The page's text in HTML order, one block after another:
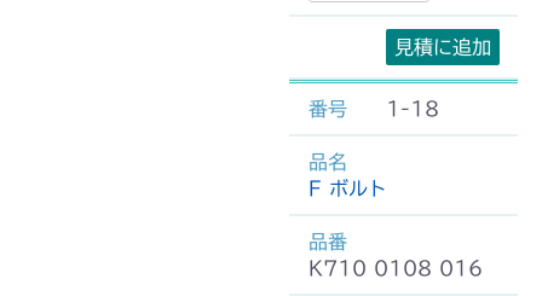
見積に追加
1-18
F ボルト
K710 0108 016